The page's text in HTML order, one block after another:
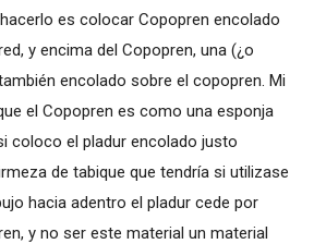
es colocar Copopren encolado
y encima del Copopren, una (¿o
encolado sobre el copopren. Mi
el Copopren es como una esponja
coloco el pladur encolado justo
de tabique que tendría si utilizase
hacia adentro el pladur cede por
y no ser este material un material